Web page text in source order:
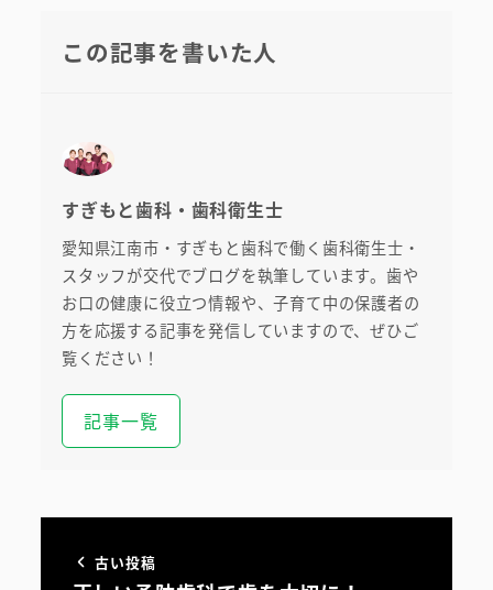
院内ツアー
この記事を書いた人
すぎもと歯科・歯科衛生士
愛知県江南市・すぎもと歯科で働く歯科衛生士・
スタッフが交代でブログを執筆しています。歯や
お口の健康に役立つ情報や、子育て中の保護者の
方を応援する記事を発信していますので、ぜひご
覧ください！
記事一覧
古い投稿